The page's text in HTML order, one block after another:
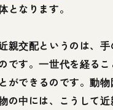
となります。
親交配というのは、
です。一世代を経るこ
ができるのです。動
の中には、こうして